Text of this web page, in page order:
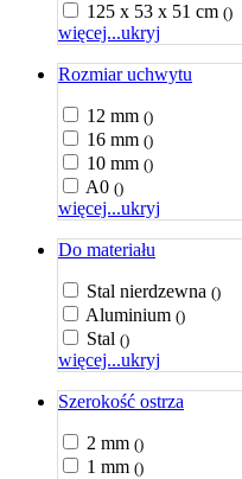
125 x 53 x 51 cm ()
więcej...ukryj
Rozmiar uchwytu
12 mm ()
16 mm ()
10 mm ()
A0 ()
więcej...ukryj
Do materiału
Stal nierdzewna ()
Aluminium ()
Stal ()
więcej...ukryj
Szerokość ostrza
2 mm ()
1 mm ()